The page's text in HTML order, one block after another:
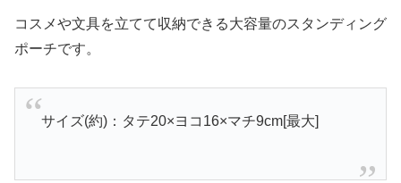
コスメや文具を立てて収納できる大容量のスタンディング
ポーチです。
サイズ(約)：タテ20×ヨコ16×マチ9cm[最大]